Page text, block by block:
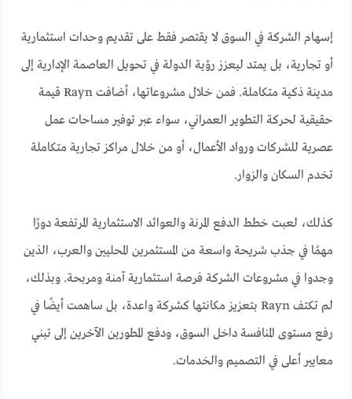
إسهام الشركة في السوق لا يقتصر فقط على تقديم وحدات استثمارية
أو تجارية، بل يمتد ليعزز رؤية الدولة في تحويل العاصمة الإدارية إلى
مدينة ذكية متكاملة. فمن خلال مشروعاتها، أضافت Rayn قيمة
حقيقية لحركة التطوير العمراني، سواء عبر توفير مساحات عمل
عصرية للشركات ورواد الأعمال، أو من خلال مراكز تجارية متكاملة
تخدم السكان والزوار.
كذلك، لعبت خطط الدفع المرنة والعوائد الاستثمارية المرتفعة دورًا
مهمًا في جذب شريحة واسعة من المستثمرين المحليين والعرب، الذين
وجدوا في مشروعات الشركة فرصة استثمارية آمنة ومربحة. وبذلك،
لم تكتف Rayn بتعزيز مكانتها كشركة واعدة، بل ساهمت أيضًا في
رفع مستوى المنافسة داخل السوق، ودفع المطورين الآخرين إلى تبني
معايير أعلى في التصميم والخدمات.